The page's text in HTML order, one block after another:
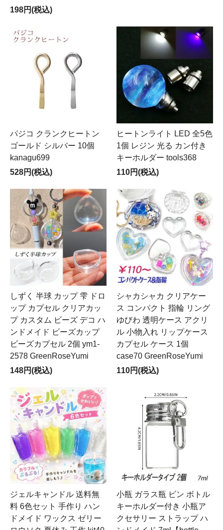
198円(税込)
パジコ クランクヒートン
ゴールド シルバー 10個
kanagu699
528円(税込)
ヒートンライト LED 全5色
1個 レジン 光る カン付き
キーホルダー tools368
110円(税込)
しずく 半球 カップ 雫 ドロ
ップ カプセル クリアカッ
プ カスタム ビーズ デコ ハ
ンドメイド ビーズカップ
ビーズカプセル 2個 ym1-
2578 GreenRoseYumi
148円(税込)
シャカシャカ クリアケー
ス コンパクト 指輪 リング
ゆびわ 透明ケース アクリ
ル 小物入れ リップケース
カプセル ケース 1個
case70 GreenRoseYumi
110円(税込)
ジェルキャンドル 送料無
料 6色セット 手作り ハン
ドメイド ワックス ゼリー
小瓶 ガラス瓶 ビン ボトル
キーホルダー付き 小瓶ア
クセサリー ストラップ ハ